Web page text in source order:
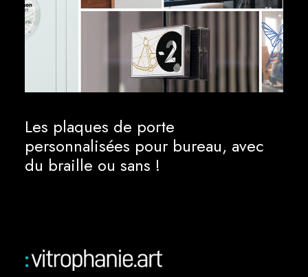
Les plaques de porte
personnalisées pour bureau, avec
du braille ou sans !